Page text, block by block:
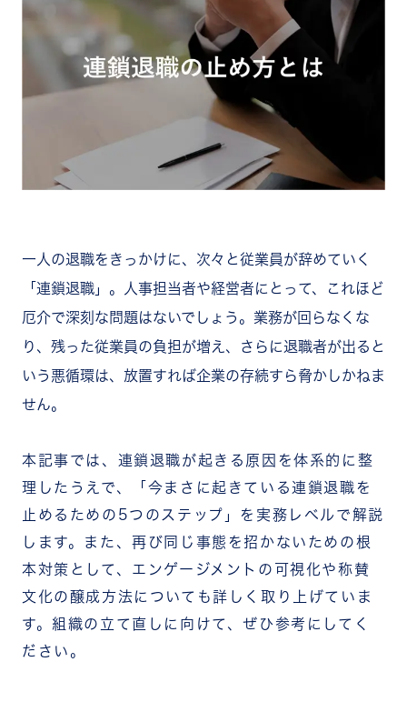
一人の退職をきっかけに、次々と従業員が辞めていく
「連鎖退職」。人事担当者や経営者にとって、これほど
厄介で深刻な問題はないでしょう。業務が回らなくな
り、残った従業員の負担が増え、さらに退職者が出ると
いう悪循環は、放置すれば企業の存続すら脅かしかねま
せん。
本記事では、連鎖退職が起きる原因を体系的に整
理したうえで、「今まさに起きている連鎖退職を
止めるための5つのステップ」を実務レベルで解説
します。また、再び同じ事態を招かないための根
本対策として、エンゲージメントの可視化や称賛
文化の醸成方法についても詳しく取り上げていま
す。組織の立て直しに向けて、ぜひ参考にしてく
ださい。